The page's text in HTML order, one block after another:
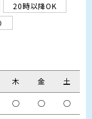
20時以降OK
木 金 土
○ ○ ○